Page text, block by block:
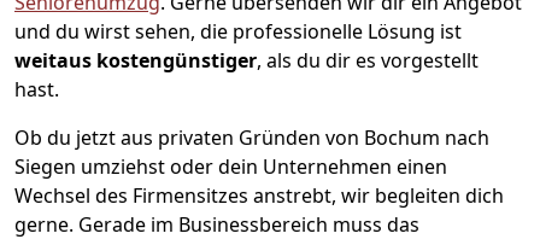
und du wirst sehen, die professionelle Lösung ist
weitaus kostengünstiger, als du dir es vorgestellt
hast.
Ob du jetzt aus privaten Gründen von Bochum nach
Siegen umziehst oder dein Unternehmen einen
Wechsel des Firmensitzes anstrebt, wir begleiten dich
gerne. Gerade im Businessbereich muss das